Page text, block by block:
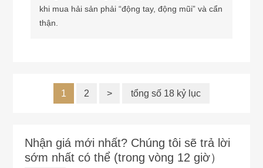
khi mua hải sản phải “động tay, động mũi” và cẩn
thận.
1 2 > tổng số 18 kỷ lục
Nhận giá mới nhất? Chúng tôi sẽ trả lời
sớm nhất có thể (trong vòng 12 giờ）